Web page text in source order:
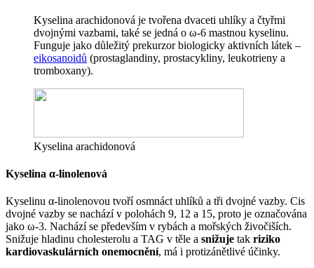
Kyselina arachidonová je tvořena dvaceti uhlíky a čtyřmi
dvojnými vazbami, také se jedná o ω-6 mastnou kyselinu.
Funguje jako důležitý prekurzor biologicky aktivních látek –
eikosanoidů (prostaglandiny, prostacykliny, leukotrieny a
tromboxany).
Kyselina arachidonová
Kyselina α-linolenová
Kyselinu α-linolenovou tvoří osmnáct uhlíků a tři dvojné vazby. Cis
dvojné vazby se nachází v polohách 9, 12 a 15, proto je označována
jako ω-3. Nachází se především v rybách a mořských živočiších.
Snižuje hladinu cholesterolu a TAG v těle a snižuje tak riziko
kardiovaskulárních onemocnění, má i protizánětlivé účinky.